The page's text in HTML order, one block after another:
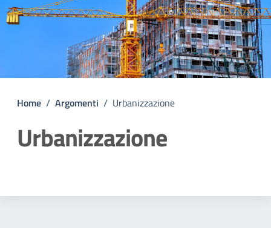
Home / Argomenti / Urbanizzazione
Urbanizzazione